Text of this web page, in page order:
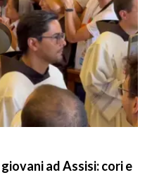
ad Assisi: cori e